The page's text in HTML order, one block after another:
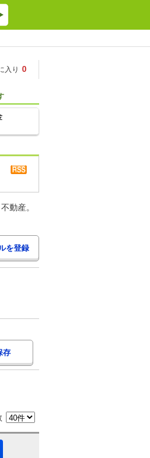
入り 0
動産。
存